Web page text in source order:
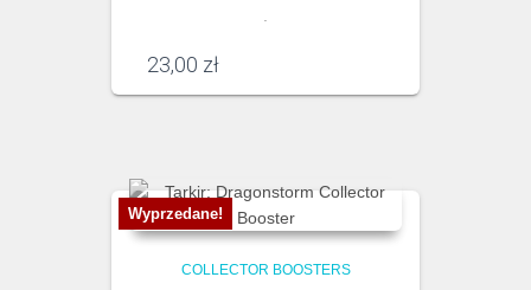
23,00 zł
Wyprzedane!
COLLECTOR BOOSTERS